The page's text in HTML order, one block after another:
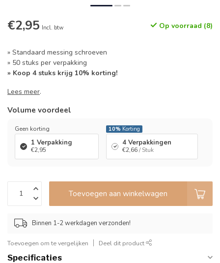
€2,95 Incl. btw Op voorraad (8)
» Standaard messing schroeven
» 50 stuks per verpakking
» Koop 4 stuks krijg 10% korting!
Lees meer.
Volume voordeel
Geen korting
1 Verpakking
€2,95
10% Korting
4 Verpakkingen
€2,66/ Stuk
Toevoegen aan winkelwagen
Binnen 1-2 werkdagen verzonden!
Toevoegen om te vergelijken Deel dit product
Specificaties